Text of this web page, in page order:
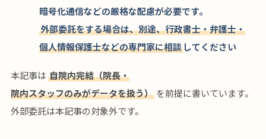
暗号化通信などの厳格な配慮が必要です。
外部委託をする場合は、別途、行政書士・弁護士・
個人情報保護士などの専門家に相談 してください
本記事は 自院内完結（院長・
院内スタッフのみがデータを扱う） を前提に書いています。
外部委託は本記事の対象外です。